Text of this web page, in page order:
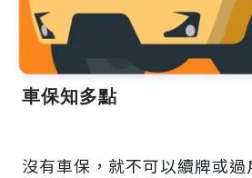
車保知多點
沒有車保，就不可以續牌或過